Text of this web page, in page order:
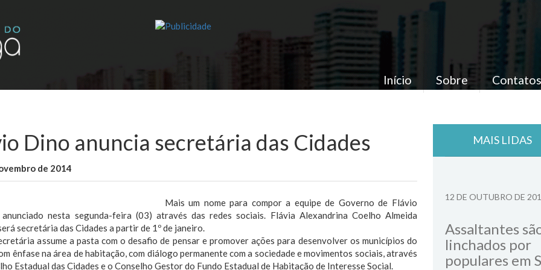
Início Sobre Contatos
Dino anuncia secretária das Cidades
de 2014
Mais um nome para compor a equipe de Governo de Flávio
nesta segunda-feira (03) através das redes sociais. Flávia Alexandrina Coelho Almeida
secretária das Cidades a partir de 1º de janeiro.
assume a pasta com o desafio de pensar e promover ações para desenvolver os municípios do
ênfase na área de habitação, com diálogo permanente com a sociedade e movimentos sociais, através
Estadual das Cidades e o Conselho Gestor do Fundo Estadual de Habitação de Interesse Social.
MAIS LIDAS
12 DE OUTUBRO DE
Assaltantes
linchados por
populares em